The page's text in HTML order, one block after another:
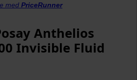
med PriceRunner
Anthelios
Invisible Fluid